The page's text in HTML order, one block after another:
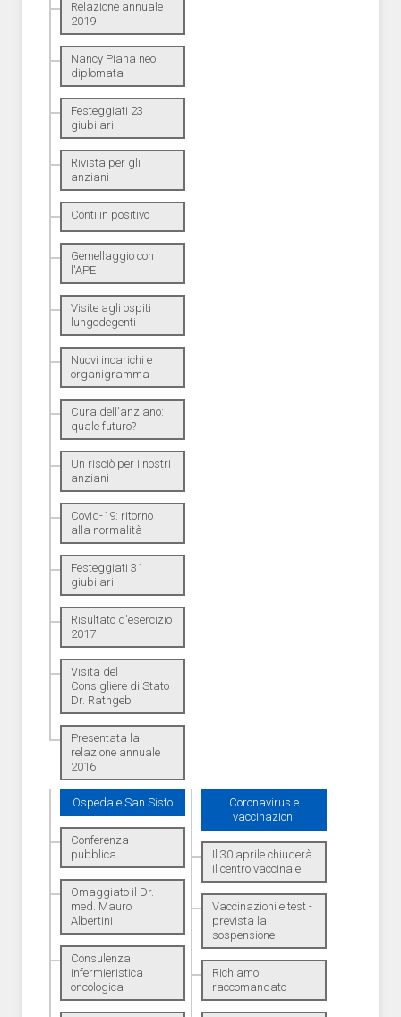
Relazione annuale
2019
Nancy Piana neo
diplomata
Festeggiati 23
giubilari
Rivista per gli
anziani
Conti in positivo
Gemellaggio con
l'APE
Visite agli ospiti
lungodegenti
Nuovi incarichi e
organigramma
Cura dell'anziano:
quale futuro?
Un risciò per i nostri
anziani
Covid-19: ritorno
alla normalità
Festeggiati 31
giubilari
Risultato d'esercizio
2017
Visita del
Consigliere di Stato
Dr. Rathgeb
Presentata la
relazione annuale
2016
Ospedale San Sisto
Conferenza
pubblica
Omaggiato il Dr.
med. Mauro
Albertini
Consulenza
infermieristica
oncologica
Coronavirus e
vaccinazioni
Il 30 aprile chiuderà
il centro vaccinale
Vaccinazioni e test -
prevista la
sospensione
Richiamo
raccomandato